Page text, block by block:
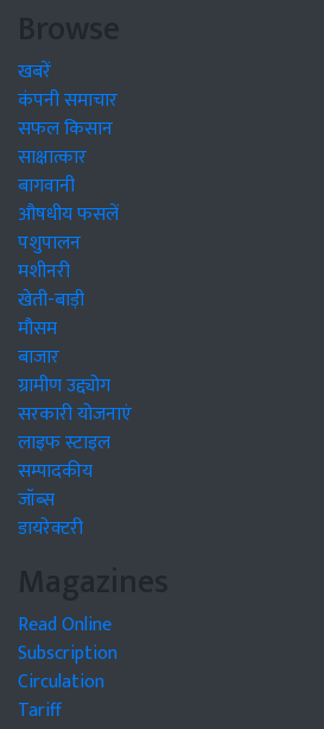
Browse
खबरें
कंपनी समाचार
सफल किसान
साक्षात्कार
बागवानी
औषधीय फसलें
पशुपालन
मशीनरी
खेती-बाड़ी
मौसम
बाजार
ग्रामीण उद्द्योग
सरकारी योजनाएं
लाइफ स्टाइल
सम्पादकीय
जॉब्स
डायरेक्टरी
Magazines
Read Online
Subscription
Circulation
Tariff